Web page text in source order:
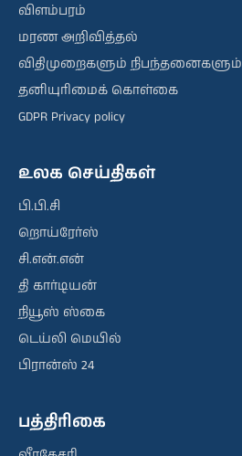
விளம்பரம்
மரண அறிவித்தல்
விதிமுறைகளும் நிபந்தனைகளும்
தனியுரிமைக் கொள்கை
GDPR Privacy policy
உலக செய்திகள்
பி.பி.சி
றொய்ரேர்ஸ்
சி.என்.என்
தி கார்டியன்
நியூஸ் ஸ்கை
டெய்லி மெயில்
பிரான்ஸ் 24
பத்திரிகை